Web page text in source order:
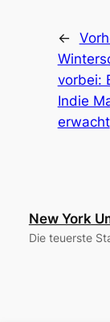
←
vorbei:
Indie
erwacht
New York
Die teuerste